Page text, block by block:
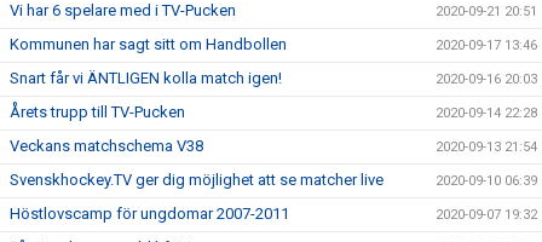
Vi har 6 spelare med i TV-Pucken 2020-09-21 20:51
Kommunen har sagt sitt om Handbollen 2020-09-17 13:46
Snart får vi ÄNTLIGEN kolla match igen! 2020-09-16 20:03
Årets trupp till TV-Pucken 2020-09-14 22:28
Veckans matchschema V38 2020-09-13 21:54
Svenskhockey.TV ger dig möjlighet att se matcher live 2020-09-10 06:39
Höstlovscamp för ungdomar 2007-2011 2020-09-07 19:32